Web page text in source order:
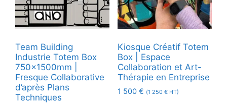
Team Building
Industrie Totem Box
750x1500mm |
Fresque Collaborative
d’après Plans
Techniques
Kiosque Créatif Totem
Box | Espace
Collaboration et Art-
Thérapie en Entreprise
1 500 € (1 250 €HT)